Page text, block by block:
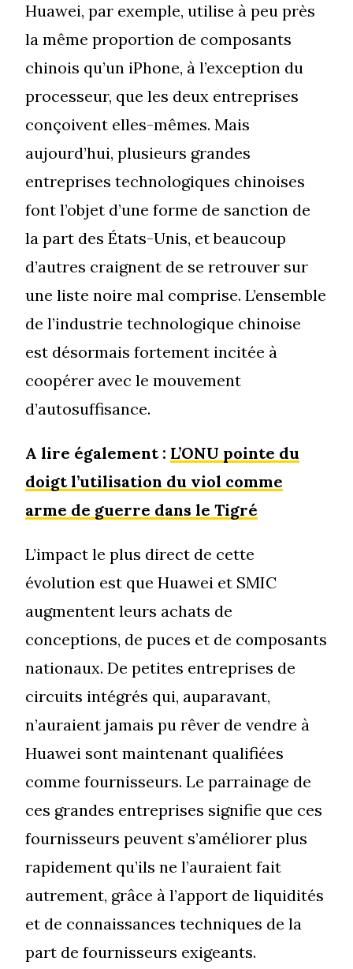
Huawei, par exemple, utilise à peu près
la même proportion de composants
chinois qu’un iPhone, à l’exception du
processeur, que les deux entreprises
conçoivent elles-mêmes. Mais
aujourd’hui, plusieurs grandes
entreprises technologiques chinoises
font l’objet d’une forme de sanction de
la part des États-Unis, et beaucoup
d’autres craignent de se retrouver sur
une liste noire mal comprise. L’ensemble
de l’industrie technologique chinoise
est désormais fortement incitée à
coopérer avec le mouvement
d’autosuffisance.
A lire également : L’ONU pointe du
doigt l’utilisation du viol comme
arme de guerre dans le Tigré
L’impact le plus direct de cette
évolution est que Huawei et SMIC
augmentent leurs achats de
conceptions, de puces et de composants
nationaux. De petites entreprises de
circuits intégrés qui, auparavant,
n’auraient jamais pu rêver de vendre à
Huawei sont maintenant qualifiées
comme fournisseurs. Le parrainage de
ces grandes entreprises signifie que ces
fournisseurs peuvent s’améliorer plus
rapidement qu’ils ne l’auraient fait
autrement, grâce à l’apport de liquidités
et de connaissances techniques de la
part de fournisseurs exigeants.